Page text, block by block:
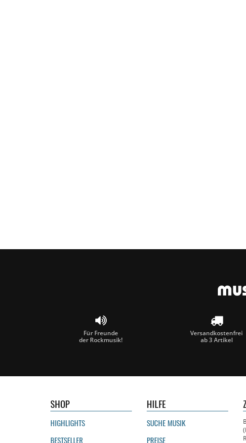
Für Freunde
der Rockmusik!
Versandkostenfrei
ab 3 Artikel
SHOP
HIGHLIGHTS
BESTSELLER
HILFE
SUCHE MUSIK
PREISE